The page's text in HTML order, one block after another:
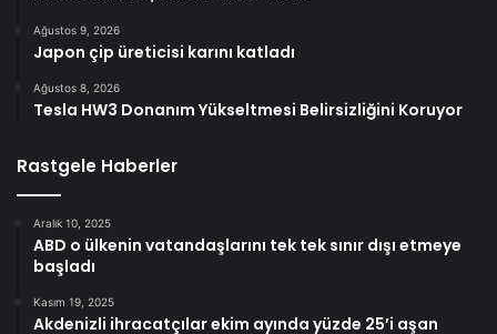
Ağustos 9, 2026
Japon çip üreticisi karını katladı
Ağustos 8, 2026
Tesla HW3 Donanım Yükseltmesi Belirsizliğini Koruyor
Rastgele Haberler
Aralık 10, 2025
ABD o ülkenin vatandaşlarını tek tek sınır dışı etmeye
başladı
Kasım 19, 2025
Akdenizli ihracatçılar ekim ayında yüzde 25’i aşan